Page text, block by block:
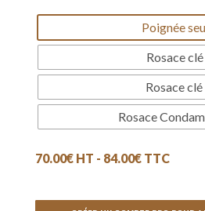
Poignée
Rosace
Rosace clé
Rosace
70.00€ HT - 84.00€TTC